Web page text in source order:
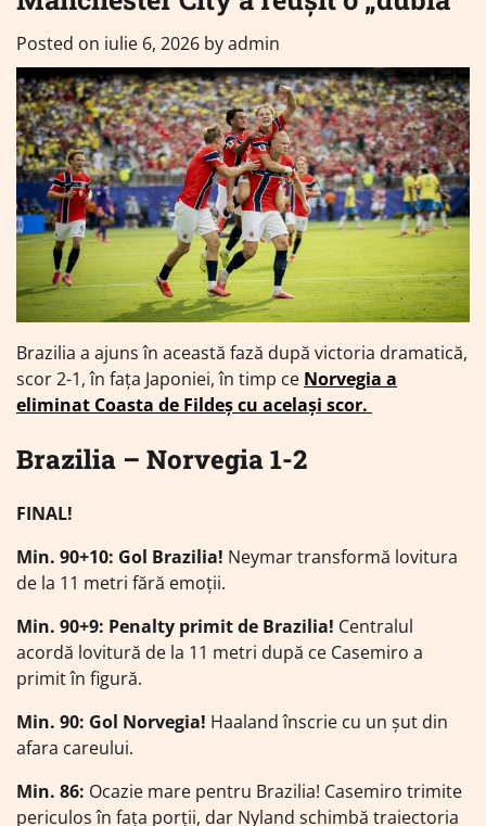
Posted on iulie 6, 2026 byadmin
Brazilia a ajuns în această fază după victoria dramatică,
scor 2-1, în fața Japoniei, în timp ce Norvegia a
eliminat Coasta de Fildeș cu același scor.
Brazilia – Norvegia 1-2
FINAL!
Min. 90+10: Gol Brazilia! Neymar transformă lovitura
de la 11 metri fără emoții.
Min. 90+9: Penalty primit de Brazilia! Centralul
acordă lovitură de la 11 metri după ce Casemiro a
primit în figură.
Min. 90: Gol Norvegia! Haaland înscrie cu un șut din
afara careului.
Min. 86: Ocazie mare pentru Brazilia! Casemiro trimite
periculos în fața porții, dar Nyland schimbă traiectoria